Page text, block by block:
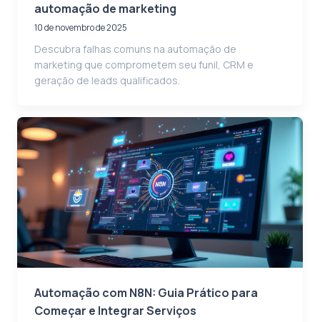
automação de marketing
10 de novembro de 2025
Descubra falhas comuns na automação de
marketing que comprometem seu funil, CRM e
geração de leads qualificados.
Automação com N8N: Guia Prático para
Começar e Integrar Serviços